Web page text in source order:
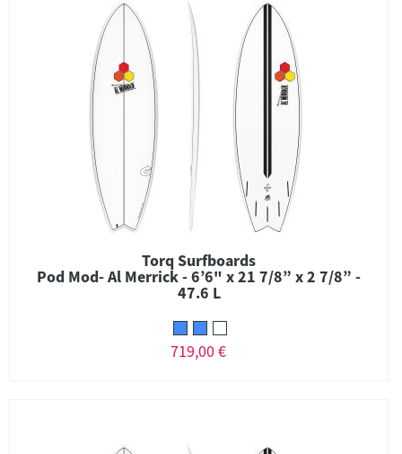
Torq Surfboards
Pod Mod- Al Merrick - 6’6" x 21 7/8” x 2 7/8” -
47.6 L
719,00 €